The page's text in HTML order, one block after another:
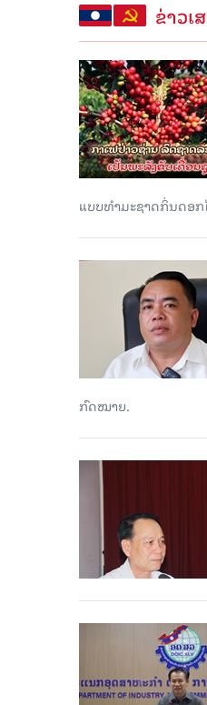
ຂ່າວເ
ແບບທຳມະຊາດກິ່ນດອກ
ກົດໝາຍ.